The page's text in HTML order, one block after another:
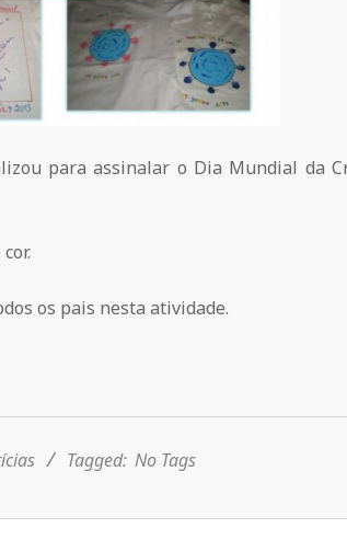
para assinalar o Dia Mundial da
os pais nesta atividade.
Tagged: No Tags